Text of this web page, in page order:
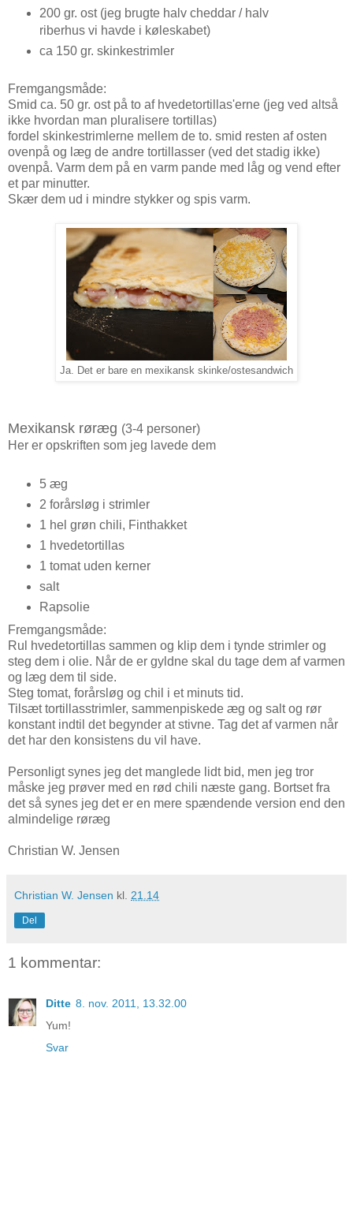
200 gr. ost (jeg brugte halv cheddar / halv
riberhus vi havde i køleskabet)
ca 150 gr. skinkestrimler
Fremgangsmåde:
Smid ca. 50 gr. ost på to af hvedetortillas'erne (jeg ved altså
ikke hvordan man pluralisere tortillas)
fordel skinkestrimlerne mellem de to. smid resten af osten
ovenpå og læg de andre tortillasser (ved det stadig ikke)
ovenpå. Varm dem på en varm pande med låg og vend efter
et par minutter.
Skær dem ud i mindre stykker og spis varm.
Ja. Det er bare en mexikansk skinke/ostesandwich
Mexikansk røræg (3-4 personer)
Her er opskriften som jeg lavede dem
5 æg
2 forårsløg i strimler
1 hel grøn chili, Finthakket
1 hvedetortillas
1 tomat uden kerner
salt
Rapsolie
Fremgangsmåde:
Rul hvedetortillas sammen og klip dem i tynde strimler og
steg dem i olie. Når de er gyldne skal du tage dem af varmen
og læg dem til side.
Steg tomat, forårsløg og chil i et minuts tid.
Tilsæt tortillasstrimler, sammenpiskede æg og salt og rør
konstant indtil det begynder at stivne. Tag det af varmen når
det har den konsistens du vil have.
Personligt synes jeg det manglede lidt bid, men jeg tror
måske jeg prøver med en rød chili næste gang. Bortset fra
det så synes jeg det er en mere spændende version end den
almindelige røræg
Christian W. Jensen
Christian W. Jensen kl. 21.14
Del
1 kommentar:
Ditte 8. nov. 2011, 13.32.00
Yum!
Svar